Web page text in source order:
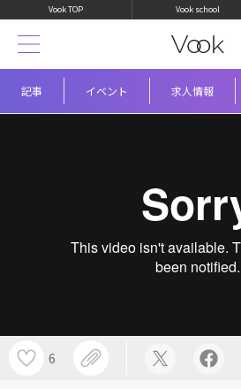
Vook TOP Vook school
記事 イベント 求人情報
6